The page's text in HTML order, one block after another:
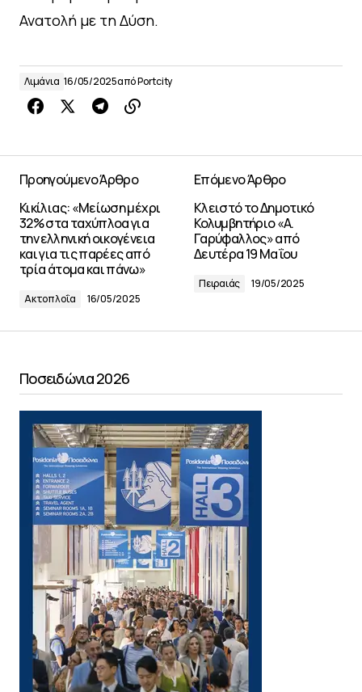
Ανατολή με τη Δύση.
Λιμάνια 16/05/2025απόPortcity
Προηγούμενο Άρθρο
Κικίλιας: «Μείωση μέχρι
32% στα ταχύπλοα για
την ελληνική οικογένεια
και για τις παρέες από
τρία άτομα και πάνω»
Ακτοπλοΐα 16/05/2025
Επόμενο Άρθρο
Κλειστό το Δημοτικό
Κολυμβητήριο «Α.
Γαρύφαλλος» από
Δευτέρα 19 Μαΐου
Πειραιάς 19/05/2025
Ποσειδώνια 2026